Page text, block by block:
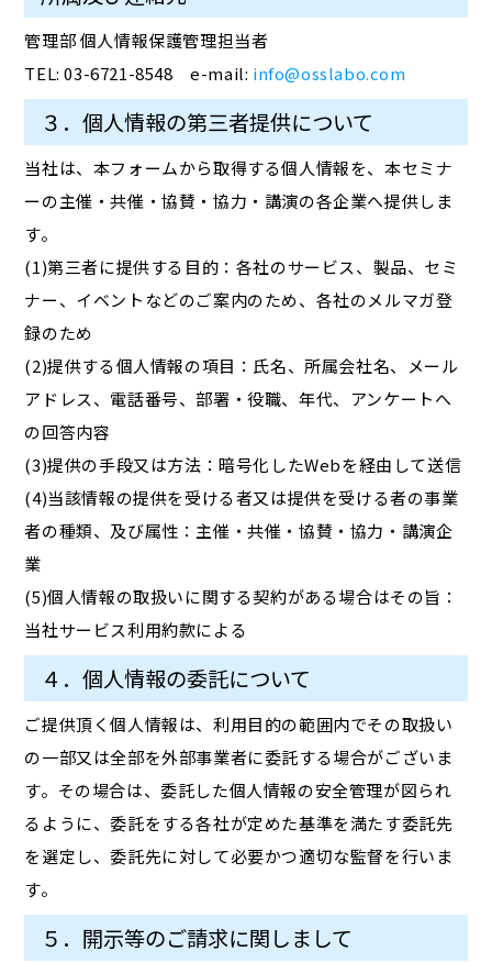
管理部 個人情報保護管理担当者
TEL: 03-6721-8548 e-mail: info@osslabo.com
３．個人情報の第三者提供について
当社は、本フォームから取得する個人情報を、本セミナ
ーの主催・共催・協賛・協力・講演の各企業へ提供しま
す。
(1)第三者に提供する目的：各社のサービス、製品、セミ
ナー、イベントなどのご案内のため、各社のメルマガ登
録のため
(2)提供する個人情報の項目：氏名、所属会社名、メール
アドレス、電話番号、部署・役職、年代、アンケートへ
の回答内容
(3)提供の手段又は方法：暗号化したWebを経由して送信
(4)当該情報の提供を受ける者又は提供を受ける者の事業
者の種類、及び属性：主催・共催・協賛・協力・講演企
業
(5)個人情報の取扱いに関する契約がある場合はその旨：
当社サービス利用約款による
４．個人情報の委託について
ご提供頂く個人情報は、利用目的の範囲内でその取扱い
の一部又は全部を外部事業者に委託する場合がございま
す。その場合は、委託した個人情報の安全管理が図られ
るように、委託をする各社が定めた基準を満たす委託先
を選定し、委託先に対して必要かつ適切な監督を行いま
す。
５．開示等のご請求に関しまして